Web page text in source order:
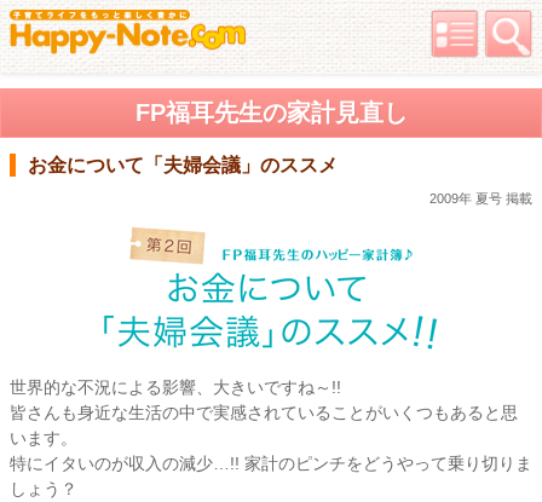
FP福耳先生の家計見直し
お金について「夫婦会議」のススメ
2009年 夏号 掲載
世界的な不況による影響、大きいですね～!!
皆さんも身近な生活の中で実感されていることがいくつもあると思
います。
特にイタいのが収入の減少…!! 家計のピンチをどうやって乗り切りま
しょう？